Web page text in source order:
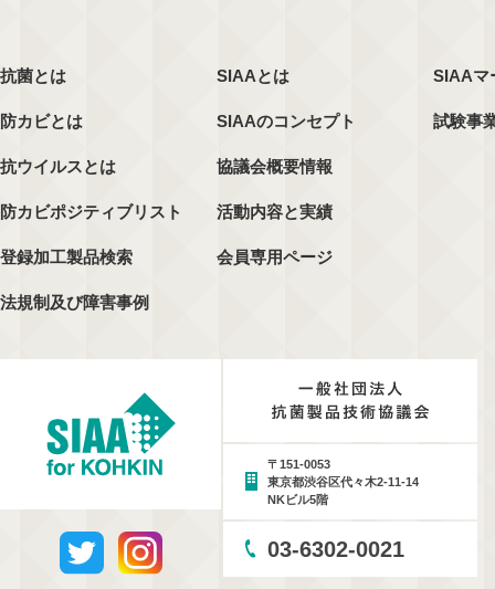
抗菌とは
防カビとは
抗ウイルスとは
防カビポジティブリスト
登録加工製品検索
法規制及び障害事例
SIAAとは
SIAAのコンセプト
協議会概要情報
活動内容と実績
会員専用ページ
SIAAマ
試験事
〒151-0053
東京都渋谷区代々木2-11-14
NKビル5階
03-6302-0021